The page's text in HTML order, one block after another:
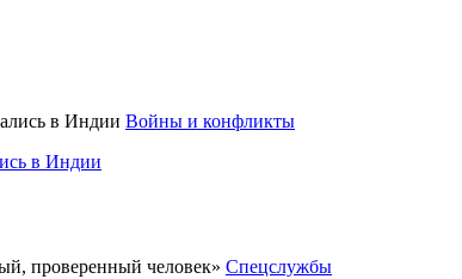
Войны и конфликты
в Индии
Спецслужбы